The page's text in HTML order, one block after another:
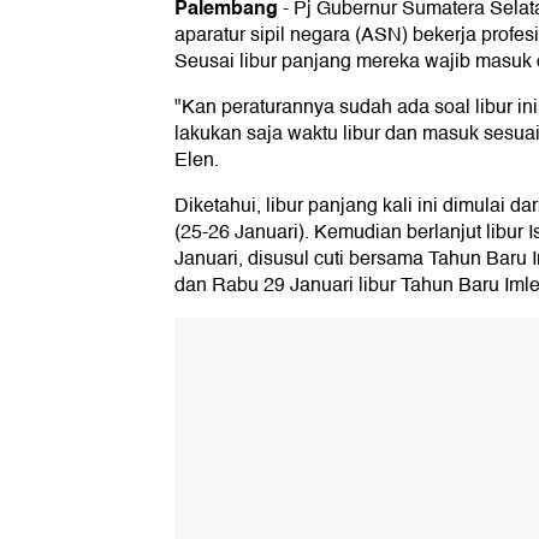
Palembang-Pj Gubernur Sumatera
aparatur sipil negara (ASN) bekerja
Seusai libur panjang mereka wajib
"Kan peraturannya sudah ada soal libur
lakukan saja waktu libur dan masuk
Elen.
Diketahui, libur panjang kali ini dimulai
(25-26 Januari). Kemudian berlanjut libur
Januari, disusul cuti bersama Tahun Baru
dan Rabu 29 Januari libur Tahun Baru